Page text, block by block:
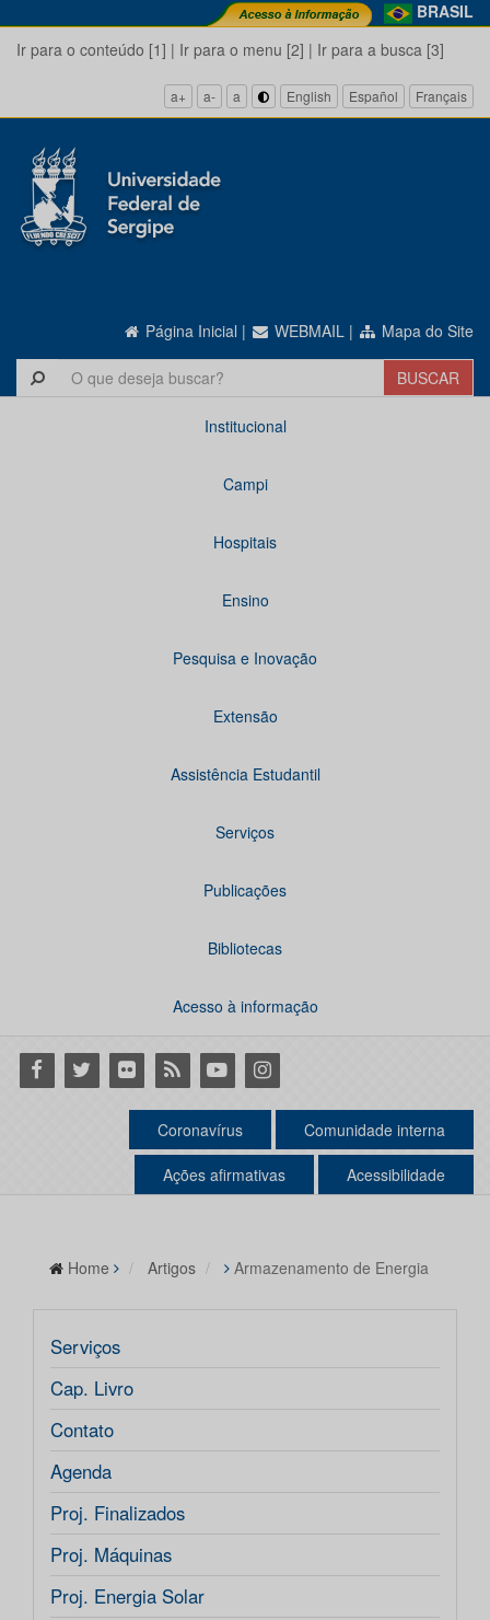
BRASIL
Ir para o conteúdo [1] | Ir para o menu [2] | Ir para a busca [3]
a+ a- a English Español Français
Página Inicial | WEBMAIL | Mapa do Site
Institucional
Campi
Hospitais
Ensino
Pesquisa e Inovação
Extensão
Assistência Estudantil
Serviços
Publicações
Bibliotecas
Acesso à informação
Facebook
Twitter Flickr RSS YoutubeInstagram
Coronavírus Comunidade interna
Ações afirmativas Acessibilidade
Home Artigos Armazenamento de Energia
Serviços
Cap. Livro
Contato
Agenda
Proj. Finalizados
Proj. Máquinas
Proj. Energia Solar